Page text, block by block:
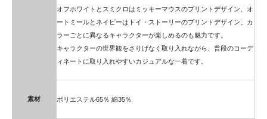
オフホワイトとスミクロはミッキーマウスのプリントデザイン、オ
ートミールとネイビーはトイ・ストーリーのプリントデザイン。カ
ラーごとに異なるキャラクターが楽しめるのも魅力です。
キャラクターの世界観をさりげなく取り入れながら、普段のコーデ
ィネートに取り入れやすいカジュアルな一着です。
素材 ポリエステル65％ 綿35％